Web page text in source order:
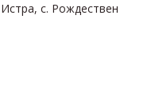
с. Рождествен